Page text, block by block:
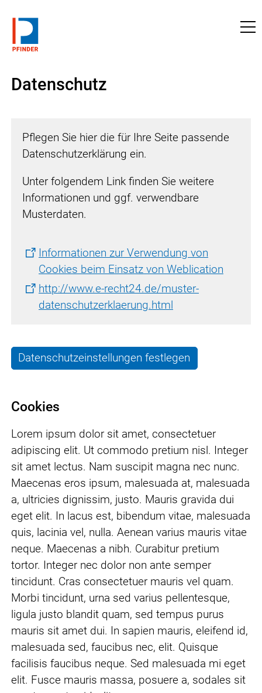
Datenschutz
Pflegen Sie hier die für Ihre Seite passende
Datenschutzerklärung ein.
Unter folgendem Link finden Sie weitere
Informationen und ggf. verwendbare
Musterdaten.
Informationen zur Verwendung von
Cookies beim Einsatz von Weblication
http://www.e-recht24.de/muster-
datenschutzerklaerung.html
Datenschutzeinstellungen festlegen
Cookies
Lorem ipsum dolor sit amet, consectetuer
adipiscing elit. Ut commodo pretium nisl. Integer
sit amet lectus. Nam suscipit magna nec nunc.
Maecenas eros ipsum, malesuada at, malesuada
a, ultricies dignissim, justo. Mauris gravida dui
eget elit. In lacus est, bibendum vitae, malesuada
quis, lacinia vel, nulla. Aenean varius mauris vitae
neque. Maecenas a nibh. Curabitur pretium
tortor. Integer nec dolor non ante semper
tincidunt. Cras consectetuer mauris vel quam.
Morbi tincidunt, urna sed varius pellentesque,
ligula justo blandit quam, sed tempus purus
mauris sit amet dui. In sapien mauris, eleifend id,
malesuada sed, faucibus nec, elit. Quisque
facilisis faucibus neque. Sed malesuada mi eget
elit. Fusce mauris massa, posuere a, sodales sit